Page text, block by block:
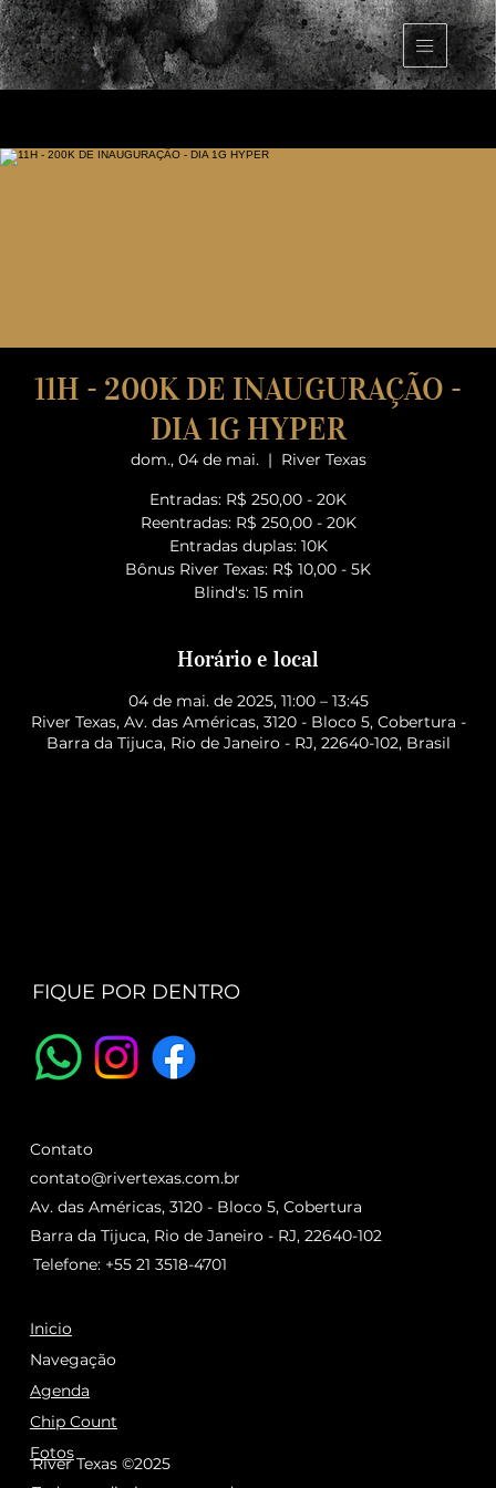
11H - 200K DE INAUGURAÇÃO -
DIA 1G HYPER
dom., 04 de mai.
  |
River Texas
Entradas: R$ 250,00 - 20K
Reentradas: R$ 250,00 - 20K
Entradas duplas: 10K
Bônus River Texas: R$ 10,00 - 5K
Blind's: 15 min
Horário e local
04 de mai. de 2025, 11:00 – 13:45
River Texas, Av. das Américas, 3120 - Bloco 5, Cobertura -
Barra da Tijuca, Rio de Janeiro - RJ, 22640-102, Brasil
FIQUE POR DENTRO
Inicio
Agenda
Chip Count
Navegação
Fotos
River Texas ©2025
Contato
contato@rivertexas.com.br
Telefone: +55 21 3518-4701
Av. das Américas, 3120 - Bloco 5, Cobertura
Barra da Tijuca, Rio de Janeiro - RJ, 22640-102